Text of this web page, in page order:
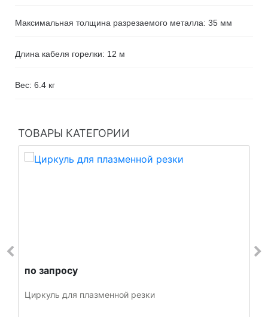
Максимальная толщина разрезаемого металла: 35 мм
Длина кабеля горелки: 12 м
Вес: 6.4 кг
ТОВАРЫ КАТЕГОРИИ
по запросу
Циркуль для плазменной резки